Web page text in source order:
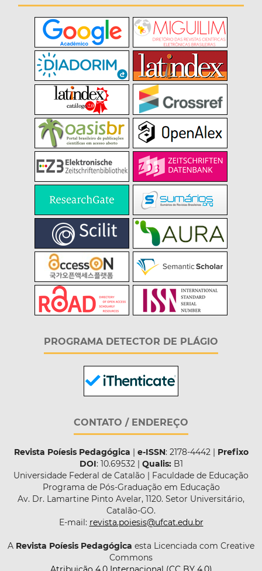
PROGRAMA DETECTOR DE PLÁGIO
CONTATO / ENDEREÇO
Revista Poíesis Pedagógica | e-ISSN: 2178-4442 | Prefixo
DOI: 10.69532 | Qualis:B1
Universidade Federal de Catalão | Faculdade de Educação
Programa de Pós-Graduação em Educação
Av. Dr. Lamartine Pinto Avelar, 1120. Setor Universitário,
Catalão-GO.
E-mail: revista.poiesis@ufcat.edu.br
A Revista Poíesis Pedagógica esta Licenciada com Creative
Commons